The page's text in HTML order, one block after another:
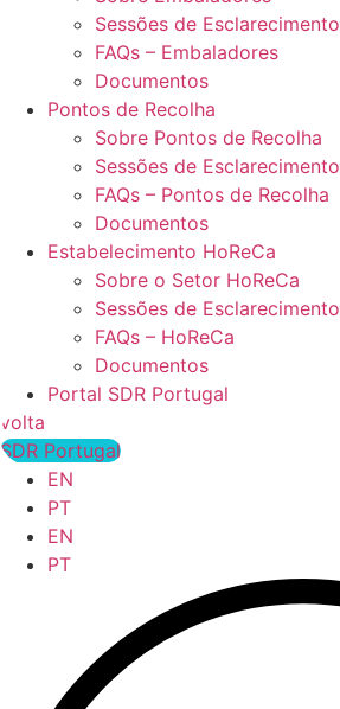
Sessões de Esclarecimento
FAQs – Embaladores
Documentos
Pontos de Recolha
Sobre Pontos de Recolha
Sessões de Esclarecimento
FAQs – Pontos de Recolha
Documentos
Estabelecimento HoReCa
Sobre o Setor HoReCa
Sessões de Esclarecimento
FAQs – HoReCa
Documentos
Portal SDR Portugal
volta
SDR Portugal
EN
PT
EN
PT